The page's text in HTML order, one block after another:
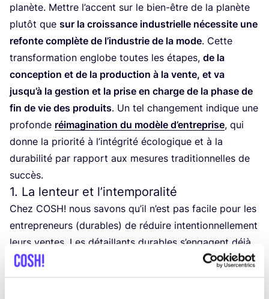
pla­nète. Mettre l’ac­cent sur le bien-être de la pla­nète
plu­tôt que sur la crois­sance indus­trielle néces­site une
refonte com­plète de l’in­dus­trie de la mode. Cette
trans­for­ma­tion englobe toutes les étapes, de la
concep­tion et de la pro­duc­tion à la vente, et va
jus­qu’à la ges­tion et la prise en charge de la phase de
fin de vie des pro­duits. Un tel chan­ge­ment indique une
pro­fonde réima­gi­na­tion du modèle d’en­tre­prise, qui
donne la prio­ri­té à l’in­té­gri­té éco­lo­gique et à la
dura­bi­li­té par rap­port aux mesures tra­di­tion­nelles de
succès.
1. La lenteur et l’intemporalité
Chez COSH! nous savons qu’il n’est pas facile pour les
entre­pre­neurs (durables) de réduire inten­tion­nel­le­ment
leurs ventes. Les détaillants durables s’en­gagent déjà
en faveur de la slow fashion et pro­posent des
col­lec­tions de qualité.